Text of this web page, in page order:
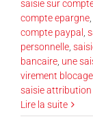
saisie sur
compte epargne
compte paypal
personnelle
bancaire une
virement
saisie attribution
Lire la suite